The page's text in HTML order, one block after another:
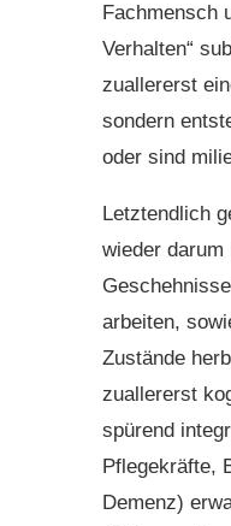
Fachmensch
Verhalten“
zuallererst
sondern
oder sind
Letztendlich
wieder
arbeiten,
Zustände
zuallererst
spürend
Pflegekräfte,
Demenz)